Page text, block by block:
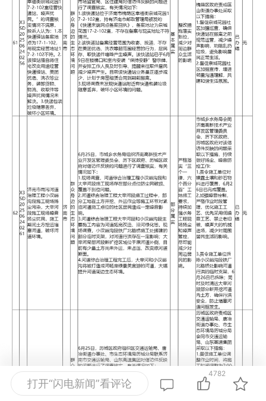
打开“闪电新闻”看评论
4782